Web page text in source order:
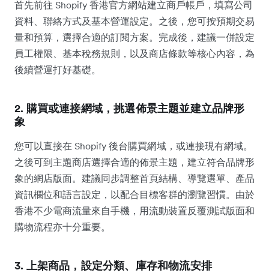
首先前往 Shopify 香港官方網站建立商戶帳戶，填寫公司
資料、聯絡方式及基本營運設定。之後，您可按預期交易
量和預算，選擇合適的訂閱方案。完成後，建議一併設定
員工權限、基本稅務規則，以及商店條款等核心內容，為
後續營運打好基礎。
2. 購買或連接網域，挑選佈景主題並建立品牌形
象
您可以直接在 Shopify 後台購買網域，或連接現有網域。
之後可到主題商店選擇合適的佈景主題，建立符合品牌形
象的網店版面。建議同步調整首頁結構、導覽選單、產品
資訊欄位和語言設定，以配合目標客群的瀏覽習慣。由於
香港不少電商流量來自手機，用流動裝置反覆測試版面和
購物流程亦十分重要。
3. 上架商品，設定分類、庫存和物流安排